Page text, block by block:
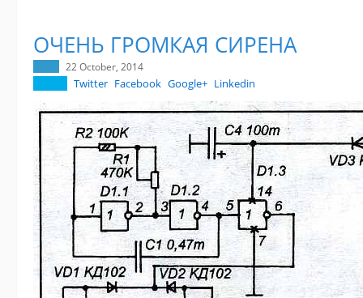
ОЧЕНЬ ГРОМКАЯ СИРЕНА
22 October, 2014
Twitter Facebook Google+ Linkedin